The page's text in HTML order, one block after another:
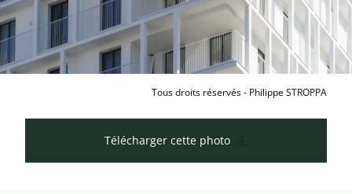
Tous droits réservés - Philippe STROPPA
Télécharger cette photo